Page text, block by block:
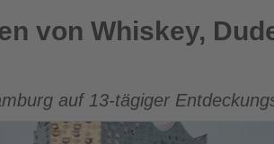
von Whiskey,
auf 13-tägiger